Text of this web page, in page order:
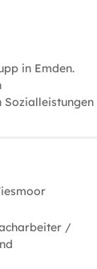
in Emden.
/